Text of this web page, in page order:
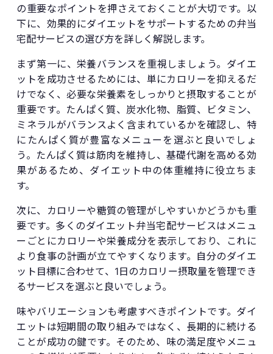
の重要なポイントを押さえておくことが大切です。以
下に、効果的にダイエットをサポートするための弁当
宅配サービスの選び方を詳しく解説します。
まず第一に、栄養バランスを重視しましょう。ダイエ
ットを成功させるためには、単にカロリーを抑えるだ
けでなく、必要な栄養素をしっかりと摂取することが
重要です。たんぱく質、炭水化物、脂質、ビタミン、
ミネラルがバランスよく含まれているかを確認し、特
にたんぱく質が豊富なメニューを選ぶと良いでしょ
う。たんぱく質は筋肉を維持し、基礎代謝を高める効
果があるため、ダイエット中の体重維持に役立ちま
す。
次に、カロリーや糖質の管理がしやすいかどうかも重
要です。多くのダイエット弁当宅配サービスはメニュ
ーごとにカロリーや栄養成分を表示しており、これに
より食事の計画が立てやすくなります。自分のダイエ
ット目標に合わせて、1日のカロリー摂取量を管理でき
るサービスを選ぶと良いでしょう。
味やバリエーションも考慮すべきポイントです。ダイ
エットは短期間の取り組みではなく、長期的に続ける
ことが成功の鍵です。そのため、味の満足度やメニュ